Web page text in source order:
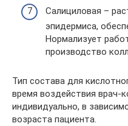
Салициловая –
эпидермиса,
Нормализует
производство
Тип состава для
время воздействия врач-
индивидуально, в
возраста пациента.